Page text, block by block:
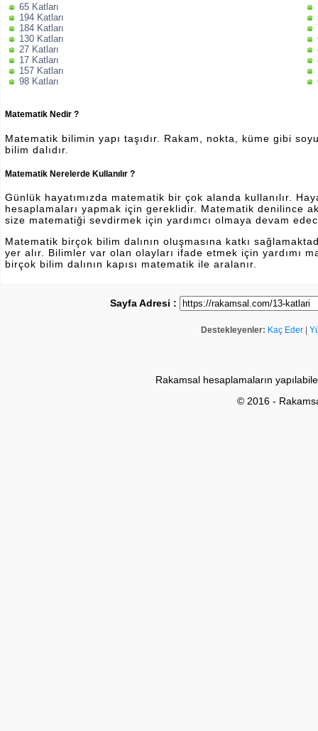
65 Katları
194 Katları
184 Katları
130 Katları
27 Katları
17 Katları
157 Katları
98 Katları
Matematik Nedir ?
Matematik bilimin yapı taşıdır. Rakam, nokta, küme gibi
bilim dalıdır.
Matematik Nerelerde Kullanılır ?
Günlük hayatımızda matematik bir çok alanda kullanılır.
hesaplamaları yapmak için gereklidir. Matematik denilince
size matematiği sevdirmek için yardımcı olmaya devam
Matematik birçok bilim dalının oluşmasına katkı
yer alır. Bilimler var olan olayları ifade etmek için yardımı
birçok bilim dalının kapısı matematik ile aralanır.
Sayfa Adresi :
Destekleyenler: Kaç Eder
Rakamsal hesaplamaların
© 2016 -